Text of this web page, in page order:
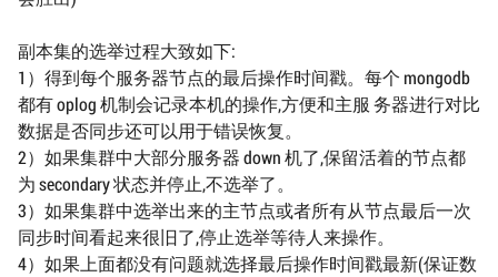
副本集的选举过程大致如下:
1）得到每个服务器节点的最后操作时间戳。每个 mongodb
都有 oplog 机制会记录本机的操作,方便和主服 务器进行对比
数据是否同步还可以用于错误恢复。
2）如果集群中大部分服务器 down 机了,保留活着的节点都
为 secondary 状态并停止,不选举了。
3）如果集群中选举出来的主节点或者所有从节点最后一次
同步时间看起来很旧了,停止选举等待人来操作。
4）如果上面都没有问题就选择最后操作时间戳最新(保证数